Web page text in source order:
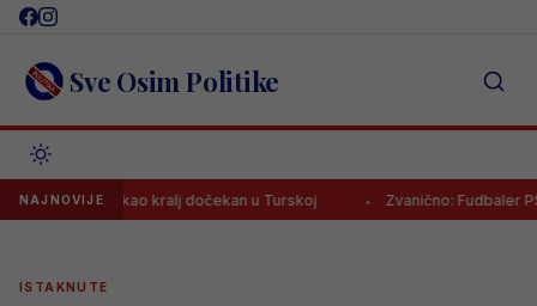
Skip
content Sve Osim Politike
NAJNOVIJE
Salah kao kralj dočekan u Turskoj Zvanično: Fudbaler PSG-a
ISTAKNUTE